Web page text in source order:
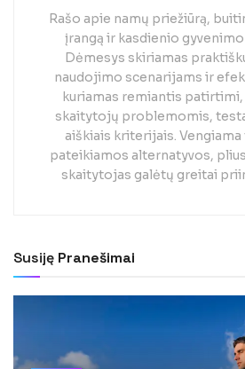
Rašo apie namų priežiūrą,
įrangą ir kasdienio
Dėmesys skiriamas
naudojimo scenarijams ir
kuriamas remiantis
skaitytojų problemomis,
aiškiais kriterijais. Vengiama
pateikiamos alternatyvos,
skaitytojas galėtų greitai
Susiję Pranešimai